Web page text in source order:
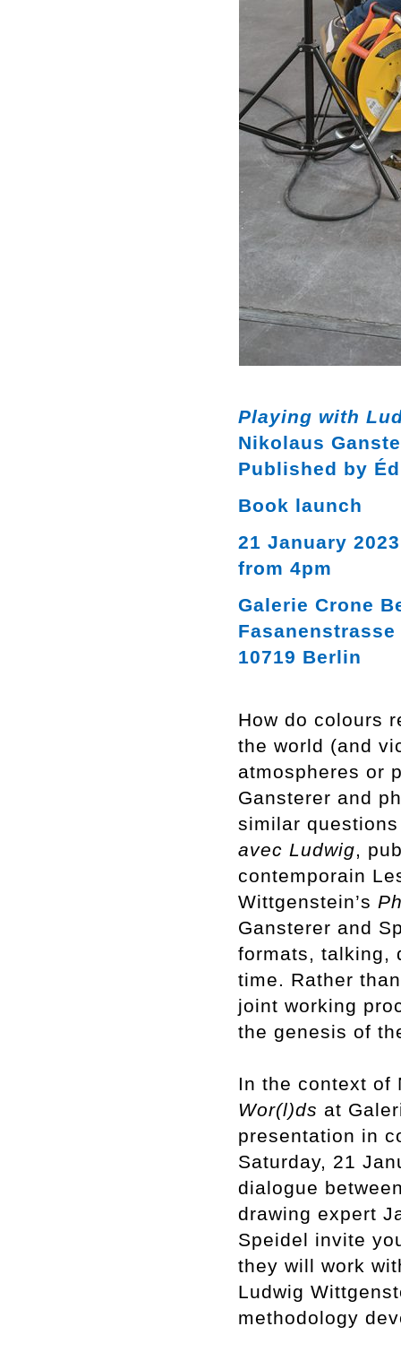
Playing with
Nikolaus
Published by
Book launch
21 January 2023
from 4pm
Galerie Crone
Fasanenstrasse
10719 Berlin
How do colours
the world (and
atmospheres or
Gansterer and
similar
avec Ludwig,
contemporain
Wittgenstein’s
Gansterer and
formats, talking,
time. Rather
joint working
the genesis of
In the context of
Wor(l)ds at
presentation in
Saturday, 21
dialogue
drawing expert
Speidel invite
they will work
Ludwig
methodology